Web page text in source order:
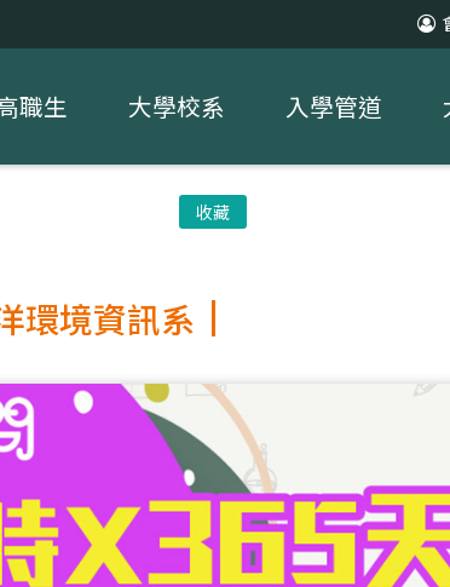
職生 大學校系 入學管道
收藏
環境資訊系